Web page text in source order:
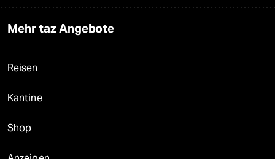
Mehr taz Angebote
Reisen
Kantine
Shop